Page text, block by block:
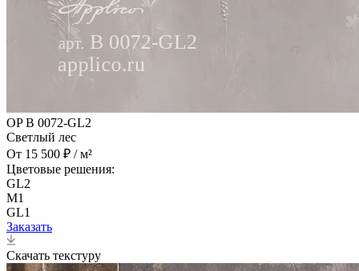
OP B 0072-GL2
Светлый лес
От 15 500 ₽ / м²
Цветовые решения:
GL2
M1
GL1
Заказать
Скачать текстуру